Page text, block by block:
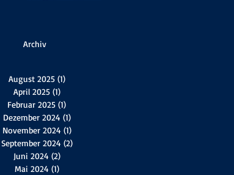
Archiv
August 2025 (1)1 Beitrag
April 2025 (1)1 Beitrag
Februar 2025 (1)
Dezember 2024 (1)1 Beitrag
November 2024 (1)1 Beitrag
September 2024 (2)2 Beiträge
Juni 2024 (2)2 Beiträge
Mai 2024 (1)1 Beitrag